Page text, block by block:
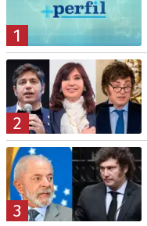
1
2
3